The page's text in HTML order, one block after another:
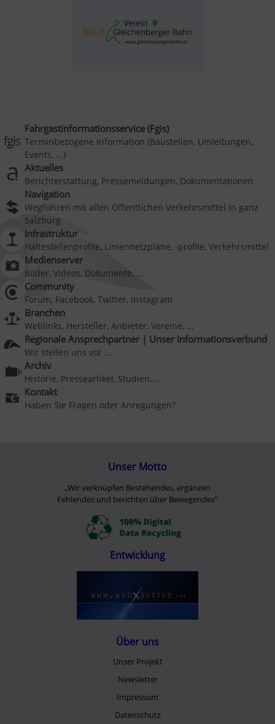
Fahrgastinformationsservice (Fgis)
Terminbezogene Information (Baustellen, Umleitungen,
Events, ...)
Aktuelles
Berichterstattung, Pressemeldungen, Dokumentationen
Navigation
Wegführen mit allen Öffentlichen Verkehrsmittel in ganz
Salzburg
Infrastruktur
Haltestellenprofile, Liniennetzpläne, -profile, Verkehrsmittel
Medienserver
Bilder, Videos, Dokumente, ...
Community
Forum, Facebook, Twitter, Instagram
Branchen
Weblinks, Hersteller, Anbieter, Vereine, ...
Regionale Ansprechpartner | Unser Informationsverbund
Wir stellen uns vor ...
Archiv
Historie, Presseartikel, Studien, ...
Kontakt
Haben Sie Fragen oder Anregungen?
Unser Motto
„Wir verknüpfen Bestehendes, ergänzen
Fehlendes und berichten über Bewegendes”
Entwicklung
Über uns
Unser Projekt
Newsletter
Impressum
Datenschutz